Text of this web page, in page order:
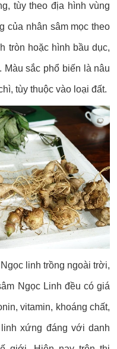
tùy theo địa hình vùng
của nhân sâm mọc theo
tròn hoặc hình bầu dục,
sắc phổ biến là nâu
tùy thuộc vào loại đất.
linh trồng ngoài trời,
Ngọc Linh đều có giá
vitamin, khoáng chất,
xứng đáng với danh